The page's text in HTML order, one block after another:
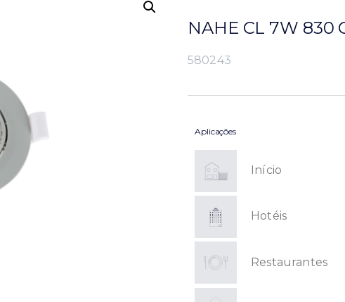
NAHE CL 7W 830
580243
Aplicações
Início
Hotéis
Restaurantes